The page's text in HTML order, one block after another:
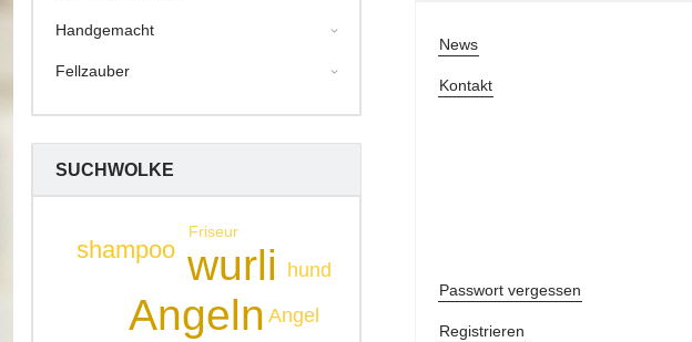
News
Kontakt
Passwort vergessen
Registrieren
Handgemacht
Fellzauber
SUCHWOLKE
Angeln
wurli
shampoo
Angel
hund
Friseur